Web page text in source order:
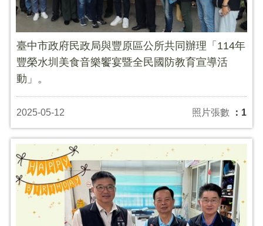
臺中市政府民政局與豐原區公所共同辦理「114年
豐榮水圳美食音樂饗宴暨全民國防教育宣導活
動」。
2025-05-12 照片張數 ：1